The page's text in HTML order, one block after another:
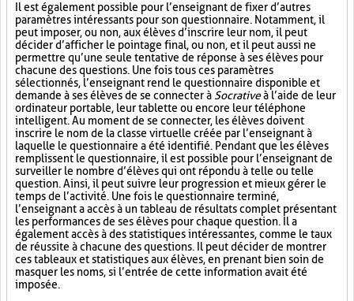
Il est également possible pour l’enseignant de fixer d’autres
paramètres intéressants pour son questionnaire. Notamment, il
peut imposer, ou non, aux élèves d’inscrire leur nom, il peut
décider d’afficher le pointage final, ou non, et il peut aussi ne
permettre qu’une seule tentative de réponse à ses élèves pour
chacune des questions. Une fois tous ces paramètres
sélectionnés, l’enseignant rend le questionnaire disponible et
demande à ses élèves de se connecter à Socrativeà l’aide de leur
ordinateur portable, leur tablette ou encore leur téléphone
intelligent. Au moment de se connecter, les élèves doivent
inscrire le nom de la classe virtuelle créée par l’enseignant à
laquelle le questionnaire a été identifié. Pendant que les élèves
remplissent le questionnaire, il est possible pour l’enseignant de
surveiller le nombre d’élèves qui ont répondu à telle ou telle
question. Ainsi, il peut suivre leur progression et mieux gérer le
temps de l’activité. Une fois le questionnaire terminé,
l’enseignant a accès à un tableau de résultats complet présentant
les performances de ses élèves pour chaque question. Il a
également accès à des statistiques intéressantes, comme le taux
de réussite à chacune des questions. Il peut décider de montrer
ces tableaux et statistiques aux élèves, en prenant bien soin de
masquer les noms, si l’entrée de cette information avait été
imposée.